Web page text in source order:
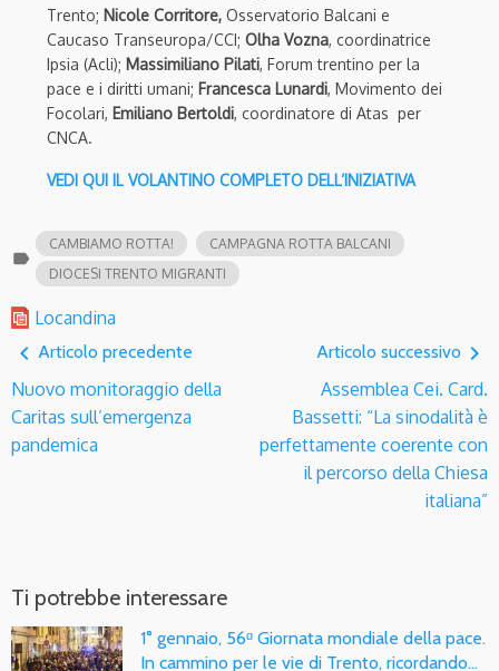
Trento; Nicole Corritore, Osservatorio Balcani e
Caucaso Transeuropa/CCI; Olha Vozna, coordinatrice
Ipsia (Acli); Massimiliano Pilati, Forum trentino per la
pace e i diritti umani; Francesca Lunardi, Movimento dei
Focolari, Emiliano Bertoldi, coordinatore di Atas per
CNCA.
VEDI QUI IL VOLANTINO COMPLETO DELL’INIZIATIVA
label
CAMBIAMO ROTTA!
CAMPAGNA ROTTA BALCANI
DIOCESI TRENTO MIGRANTI
Locandina
navigate_before Articolo precedente
Nuovo monitoraggio della
Caritas sull’emergenza
pandemica
Articolo successivo navigate_next
Assemblea Cei. Card.
Bassetti: “La sinodalità è
perfettamente coerente con
il percorso della Chiesa
italiana”
Ti potrebbe interessare
1° gennaio, 56ᵅ Giornata mondiale della pace.
In cammino per le vie di Trento, ricordando…